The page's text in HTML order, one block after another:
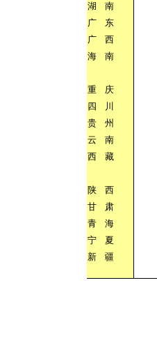
湖
南
广
东
广
西
海
南
重 庆
四
川
贵
州
云
南
西
藏
陕 西
甘
肃
青
海
宁
夏
新
疆